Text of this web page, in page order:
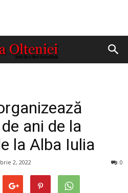
ani de la
la Alba Iulia
2, 2022 0